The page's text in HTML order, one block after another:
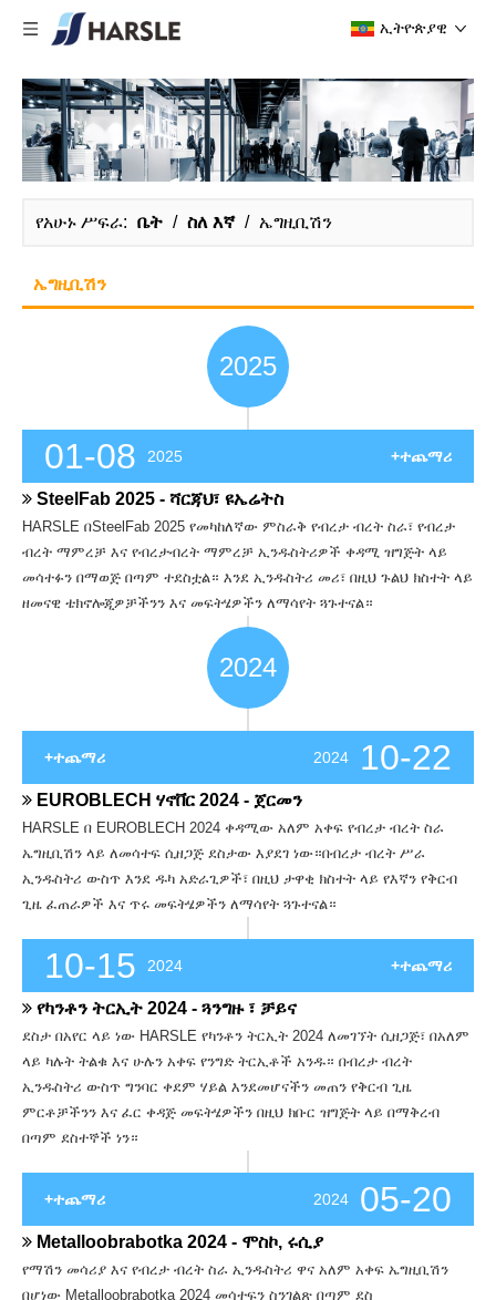
ኢትዮጵያዊ
የአሁኑ ሥፍራ: ቤት / ስለ እኛ / ኤግዚቢሽን
ኤግዚቢሽን
2025
01-08 2025 +ተጨማሪ
SteelFab 2025 - ሻርጃህ፣ ዩኤሬትስ
HARSLE በSteelFab 2025 የመካከለኛው ምስራቅ የብረታ ብረት ስራ፣ የብረታ
ብረት ማምረቻ እና የብረታብረት ማምረቻ ኢንዱስትሪዎች ቀዳሚ ዝግጅት ላይ
መሳተፉን በማወጅ በጣም ተደስቷል። እንደ ኢንዱስትሪ መሪ፣ በዚህ ጉልህ ክስተት ላይ
ዘመናዊ ቴክኖሎጂዎቻችንን እና መፍትሄዎችን ለማሳየት ጓጉተናል።
2024
10-22
2024
+ተጨማሪ
EUROBLECH ሃኖቨር 2024 - ጀርመን
HARSLE በ EUROBLECH 2024 ቀዳሚው አለም አቀፍ የብረታ ብረት ስራ
ኤግዚቢሽን ላይ ለመሳተፍ ሲዘጋጅ ደስታው እያደገ ነው።በብረታ ብረት ሥራ
ኢንዱስትሪ ውስጥ እንደ ዱካ አድራጊዎች፣ በዚህ ታዋቂ ክስተት ላይ የእኛን የቅርብ
ጊዜ ፈጠራዎች እና ጥሩ መፍትሄዎችን ለማሳየት ጓጉተናል።
10-15 2024 +ተጨማሪ
የካንቶን ትርኢት 2024 - ጓንግዙ ፣ ቻይና
ደስታ በአየር ላይ ነው HARSLE የካንቶን ትርኢት 2024 ለመገኘት ሲዘጋጅ፣ በአለም
ላይ ካሉት ትልቁ እና ሁሉን አቀፍ የንግድ ትርኢቶች አንዱ። በብረታ ብረት
ኢንዱስትሪ ውስጥ ግንባር ቀደም ሃይል እንደመሆናችን መጠን የቅርብ ጊዜ
ምርቶቻችንን እና ፈር ቀዳጅ መፍትሄዎችን በዚህ ክቡር ዝግጅት ላይ በማቅረብ
በጣም ደስተኞች ነን።
05-20
2024
+ተጨማሪ
Metalloobrabotka 2024 - ሞስኮ, ሩሲያ
የማሽን መሳሪያ እና የብረታ ብረት ስራ ኢንዱስትሪ ዋና አለም አቀፍ ኤግዚቢሽን
በሆነው Metalloobrabotka 2024 መሳተፍን ስንገልጽ በጣም ደስ